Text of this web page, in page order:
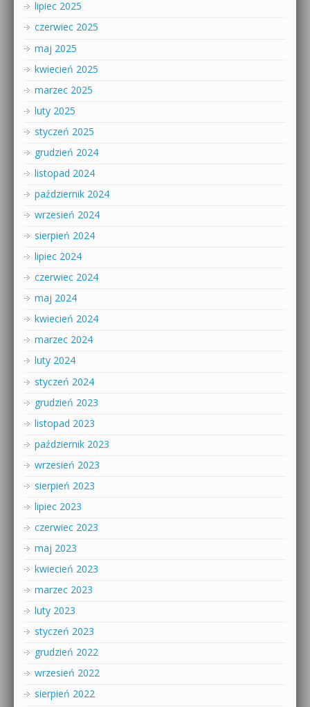
lipiec 2025
czerwiec 2025
maj 2025
kwiecień 2025
marzec 2025
luty 2025
styczeń 2025
grudzień 2024
listopad 2024
październik 2024
wrzesień 2024
sierpień 2024
lipiec 2024
czerwiec 2024
maj 2024
kwiecień 2024
marzec 2024
luty 2024
styczeń 2024
grudzień 2023
listopad 2023
październik 2023
wrzesień 2023
sierpień 2023
lipiec 2023
czerwiec 2023
maj 2023
kwiecień 2023
marzec 2023
luty 2023
styczeń 2023
grudzień 2022
wrzesień 2022
sierpień 2022